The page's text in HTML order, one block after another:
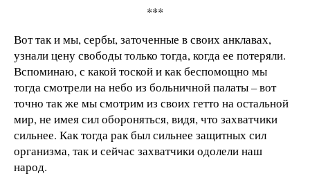
***
Вот так и мы, сербы, заточенные в своих анклавах,
узнали цену свободы только тогда, когда ее потеряли.
Вспоминаю, с какой тоской и как беспомощно мы
тогда смотрели на небо из больничной палаты – вот
точно так же мы смотрим из своих гетто на остальной
мир, не имея сил обороняться, видя, что захватчики
сильнее. Как тогда рак был сильнее защитных сил
организма, так и сейчас захватчики одолели наш
народ.